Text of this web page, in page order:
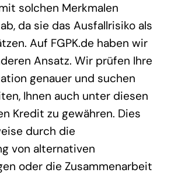
solchen Merkmalen
da sie das Ausfallrisiko als
Auf FGPK.de haben wir
Ansatz. Wir prüfen Ihre
genauer und suchen
Ihnen auch unter diesen
Kredit zu gewähren. Dies
durch die
von alternativen
oder die Zusammenarbeit